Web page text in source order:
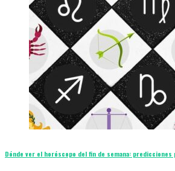
Dónde ver el horóscopo del fin de semana: predicciones